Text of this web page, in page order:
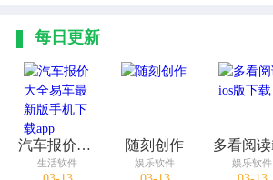
每日更新
汽车报价大全易车最新版手机下载app
生活软件
随刻创作
娱乐软件 娱乐软件